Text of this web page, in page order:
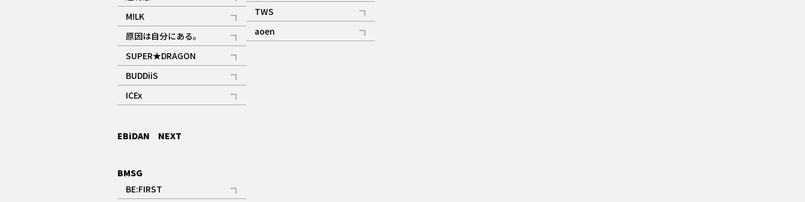
記事
ギャラリー
M!LK
記事
原因は自分にある。
記事
SUPER★DRAGON
記事
BUDDiiS
記事
ICEx
記事
EBiDAN NEXT
BMSG
BE:FIRST
記事
ギャラリー
TWS
記事
aoen
記事